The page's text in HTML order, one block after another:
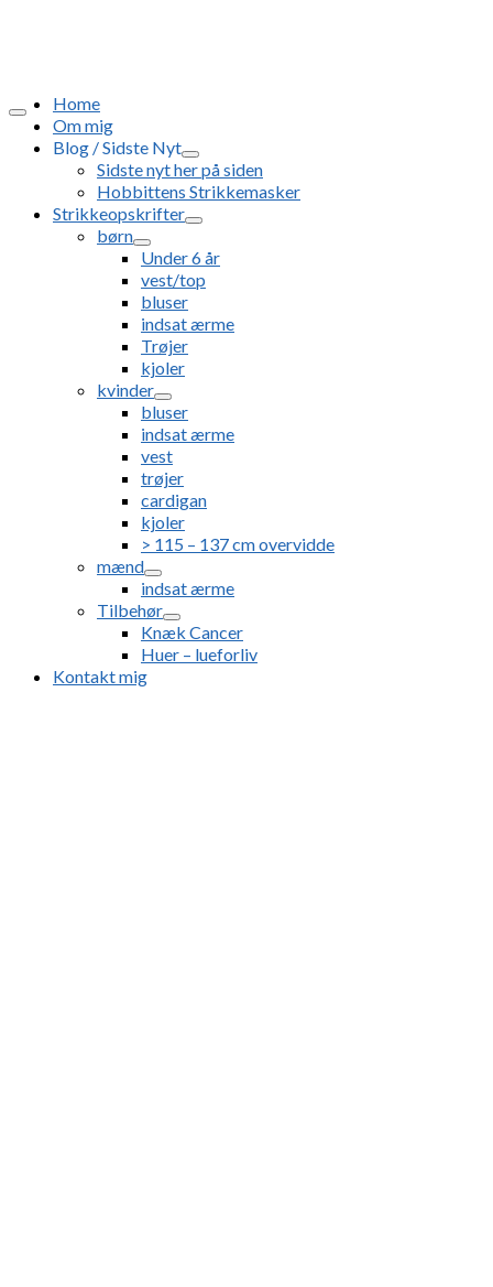
Home
Om mig
Blog / Sidste Nyt
Sidste nyt her på siden
Hobbittens Strikkemasker
Strikkeopskrifter
børn
Under 6 år
vest/top
bluser
indsat ærme
Trøjer
kjoler
kvinder
bluser
indsat ærme
vest
trøjer
cardigan
kjoler
> 115 – 137 cm overvidde
mænd
indsat ærme
Tilbehør
Knæk Cancer
Huer – lueforliv
Kontakt mig